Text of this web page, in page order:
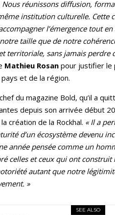
réunissons diffusion,
institution culturelle.
l’émergence tout
taille que de notre
territoriale, sans jamais perdre
Mathieu Rosan pour justifier le
et de la région.
du magazine Bold, qu’il a
depuis son arrivée début
création de la Rockhal. « Il a
d’un écosystème devenu
année pensée comme un
celles et ceux qui ont
autant que notre
»
SEE ALSO